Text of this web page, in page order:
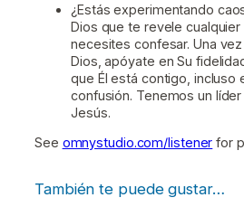
¿Estás experimentando
Dios que te revele
necesites confesar. Una
Dios, apóyate en Su
que Él está contigo, incluso
confusión. Tenemos un
Jesús.
See omnystudio.com/listener for
También te puede gustar…